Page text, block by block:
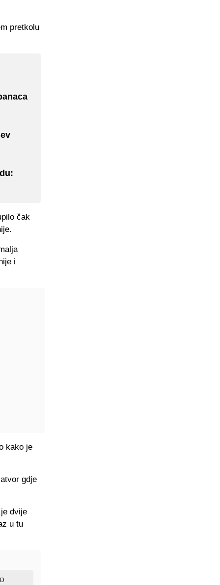
pretkolu
čak
i
kako je
gdje
dvije
u tu